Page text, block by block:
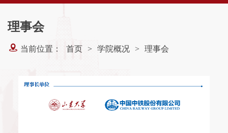
理事会
当前位置： 首页 > 学院概况 > 理事会